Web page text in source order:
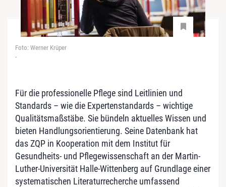
Foto: Werner Krüper
-
Für die professionelle Pflege sind Leitlinien und
Standards – wie die Expertenstandards – wichtige
Qualitätsmaßstäbe. Sie bündeln aktuelles Wissen und
bieten Handlungsorientierung. Seine Datenbank hat
das ZQP in Kooperation mit dem Institut für
Gesundheits- und Pflegewissenschaft an der Martin-
Luther-Universität Halle-Wittenberg auf Grundlage einer
systematischen Literaturrecherche umfassend